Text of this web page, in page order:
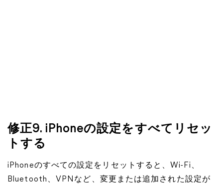
修正9. iPhoneの設定をすべてリセッ
トする
iPhoneのすべての設定をリセットすると、Wi-Fi、
Bluetooth、VPNなど、変更または追加された設定が